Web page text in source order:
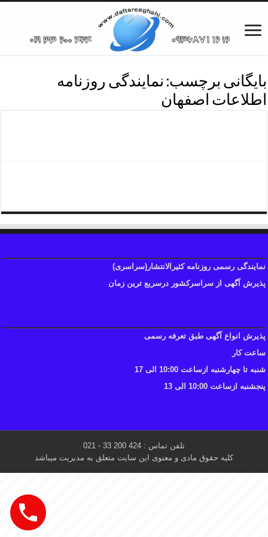
بایگانی برچسب: نمایندگی روزنامه
اطلاعات اصفهان
نمایندگی رسمی روزنامه کثیرالانتشار(سراسری)
پذیرش آگهی از سراسرکشور درسریع ترین زمان
پذیرش انواع آگهی طبق تعرفه رسمی
ساعت کار
شنبه تا چهارشنبه ازساعت 10:00 الی 17
پنجشنبه ازساعت 10:00 الی 13
تلفن تماس : 424 200 33 - 021
کلیه حقوق مادی و معنوی این سایت متعلق به مدیریت میباشد